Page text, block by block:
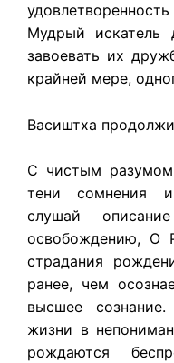
Мудрый искатель
завоевать их
крайней мере,
Васиштха
С чистым
тени сомнения и
слушай
освобождению, О
страдания
ранее, чем
высшее
жизни в
рождаются